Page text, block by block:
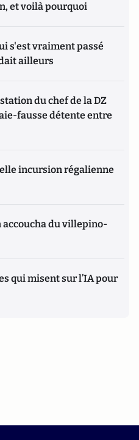
et voilà pourquoi
s'est vraiment passé
ailleurs
du chef de la DZ
fausse détente entre
incursion régalienne
du villepino-
qui misent sur l’IA pour